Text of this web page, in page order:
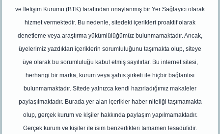
ve İletişim Kurumu (BTK) tarafından onaylanmış bir Yer Sağlayıcı olarak
hizmet vermektedir. Bu nedenle, sitedeki içerikleri proaktif olarak
denetleme veya araştırma yükümlülüğümüz bulunmamaktadır. Ancak,
üyelerimiz yazdıkları içeriklerin sorumluluğunu taşımakta olup, siteye
üye olarak bu sorumluluğu kabul etmiş sayılırlar. Bu internet sitesi,
herhangi bir marka, kurum veya şahıs şirketi ile hiçbir bağlantısı
bulunmamaktadır. Sitede yalnızca kendi hazırladığımız makaleler
paylaşılmaktadır. Burada yer alan içerikler haber niteliği taşımamakta
olup, gerçek kurum ve kişiler hakkında paylaşım yapılmamaktadır.
Gerçek kurum ve kişiler ile isim benzerlikleri tamamen tesadüfidir.